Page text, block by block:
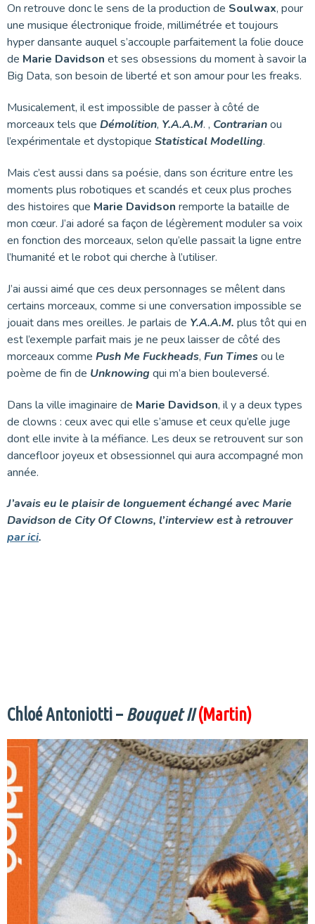
On retrouve donc le sens de la production de Soulwax, pour
une musique électronique froide, millimétrée et toujours
hyper dansante auquel s’accouple parfaitement la folie douce
de Marie Davidson et ses obsessions du moment à savoir la
Big Data, son besoin de liberté et son amour pour les freaks.
Musicalement, il est impossible de passer à côté de
morceaux tels que Démolition, Y.A.A.M. , Contrarianou
l’expérimentale et dystopique Statistical Modelling.
Mais c’est aussi dans sa poésie, dans son écriture entre les
moments plus robotiques et scandés et ceux plus proches
des histoires que Marie Davidson remporte la bataille de
mon cœur. J’ai adoré sa façon de légèrement moduler sa voix
en fonction des morceaux, selon qu’elle passait la ligne entre
l’humanité et le robot qui cherche à l’utiliser.
J’ai aussi aimé que ces deux personnages se mêlent dans
certains morceaux, comme si une conversation impossible se
jouait dans mes oreilles. Je parlais de Y.A.A.M. plus tôt qui en
est l’exemple parfait mais je ne peux laisser de côté des
morceaux comme Push Me Fuckheads, Fun Timesou le
poème de fin de Unknowing qui m’a bien bouleversé.
Dans la ville imaginaire de Marie Davidson, il y a deux types
de clowns : ceux avec qui elle s’amuse et ceux qu’elle juge
dont elle invite à la méfiance. Les deux se retrouvent sur son
dancefloor joyeux et obsessionnel qui aura accompagné mon
année.
J’avais eu le plaisir de longuement échangé avec Marie
Davidson de City Of Clowns, l’interview est à retrouver
par ici.
Chloé Antoniotti – Bouquet II (Martin)